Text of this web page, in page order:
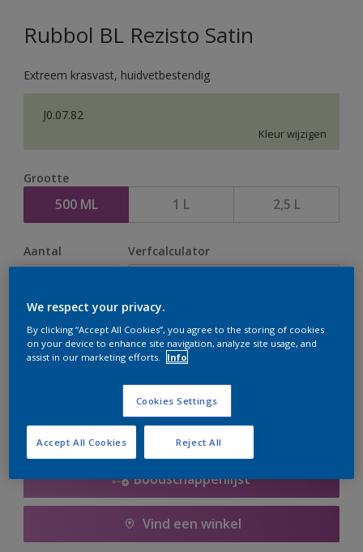
Rubbol BL Rezisto Satin
Extreem krasvast, huidvetbestendig
J0.07.82
Kleur wijzigen
Grootte
500 ML 1 L 2,5 L
Aantal Verfcalculator
Op dit moment is het niet mogelijk dit product online
te bestellen. Houd de website in de gaten, we werken
Boodschappenlijst
Vind een winkel
We respect your privacy.
By clicking “Accept All Cookies”, you agree to the storing of cookies
on your device to enhance site navigation, analyze site usage, and
assist in our marketing efforts.
Info
Cookies Settings
Reject All
Accept All Cookies